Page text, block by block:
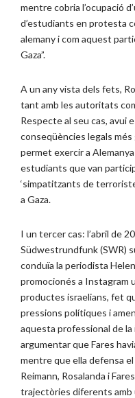
mentre cobria l’ocupació
d’estudiants en protesta
alemany i com aquest
Gaza”.
A un any vista dels fets,
tant amb les autoritats
Respecte al seu cas, avui
conseqüències legals
permet exercir a
estudiants que van
‘simpatitzants de
a Gaza.
I un tercer cas: l’abril de
Südwestrundfunk (SWR)
conduïa la periodista
promocionés a Instagram
productes israelians, fet
pressions polítiques i
aquesta professional de la
argumentar que Fares
mentre que ella defensa
Reimann, Rosalanda i
trajectòries diferents amb